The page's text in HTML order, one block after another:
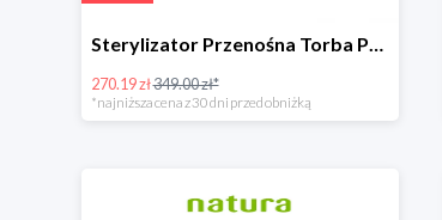
Sterylizator Przenośna Torba P26 Uvc Led
270.19 zł349.00 zł*
*najniższa cena z 30 dni przed obniżką